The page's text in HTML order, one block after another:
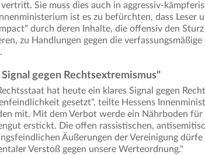
Sie muss dies auch in aggressiv-
ist es zu befürchten, dass Leser
durch deren Inhalte, die offensiv den
zu Handlungen gegen die
Signal gegen Rechtsextremismus"
hat heute ein klares Signal gegen
gesetzt", teilte Hessens
mit. Mit dem Verbot werde ein Nährboden
erstickt. Die offen rassistischen,
Äußerungen der Vereinigung
Verstoß gegen unsere Werteordnung."